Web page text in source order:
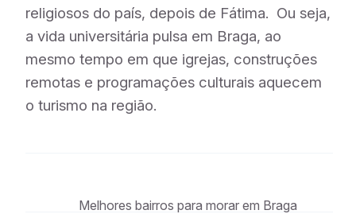
religiosos do país, depois de Fátima. Ou seja,
a vida universitária pulsa em Braga, ao
mesmo tempo em que igrejas, construções
remotas e programações culturais aquecem
o turismo na região.
Melhores bairros para morar em Braga